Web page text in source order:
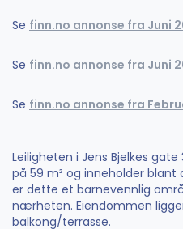
Se finn.no annonse fra Juni
Se finn.no annonse fra Juni
Se finn.no annonse fra
Leiligheten i Jens Bjelkes
på 59 m² og inneholder
er dette et barnevennlig
nærheten. Eiendommen
balkong/terrasse.